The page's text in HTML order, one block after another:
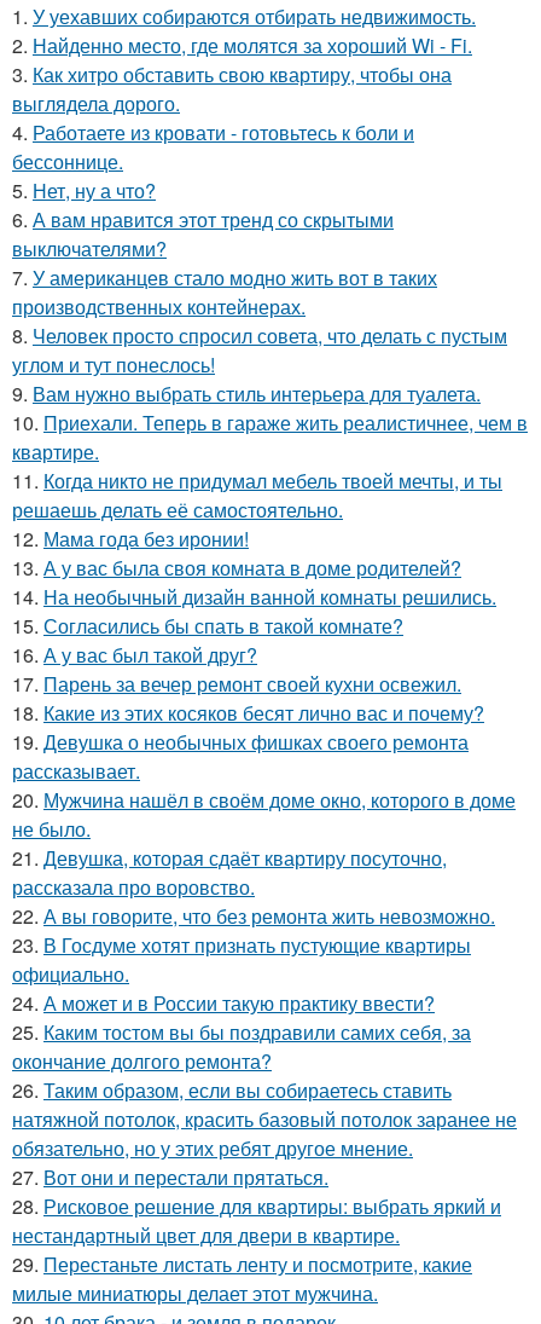
1. У уехавших собираются отбирать недвижимость.
2. Найденно место, где молятся за хороший Wi - Fi.
3. Как хитро обставить свою квартиру, чтобы она
выглядела дорого.
4. Работаете из кровати - готовьтесь к боли и
бессоннице.
5. Нет, ну а что?
6. А вам нравится этот тренд со скрытыми
выключателями?
7. У американцев стало модно жить вот в таких
производственных контейнерах.
8. Человек просто спросил совета, что делать с пустым
углом и тут понеслось!
9. Вам нужно выбрать стиль интерьера для туалета.
10. Приехали. Теперь в гараже жить реалистичнее, чем в
квартире.
11. Когда никто не придумал мебель твоей мечты, и ты
решаешь делать её самостоятельно.
12. Мама года без иронии!
13. А у вас была своя комната в доме родителей?
14. На необычный дизайн ванной комнаты решились.
15. Согласились бы спать в такой комнате?
16. А у вас был такой друг?
17. Парень за вечер ремонт своей кухни освежил.
18. Какие из этих косяков бесят лично вас и почему?
19. Девушка о необычных фишках своего ремонта
рассказывает.
20. Мужчина нашёл в своём доме окно, которого в доме
не было.
21. Девушка, которая сдаёт квартиру посуточно,
рассказала про воровство.
22. А вы говорите, что без ремонта жить невозможно.
23. В Госдуме хотят признать пустующие квартиры
официально.
24. А может и в России такую практику ввести?
25. Каким тостом вы бы поздравили самих себя, за
окончание долгого ремонта?
26. Таким образом, если вы собираетесь ставить
натяжной потолок, красить базовый потолок заранее не
обязательно, но у этих ребят другое мнение.
27. Вот они и перестали прятаться.
28. Рисковое решение для квартиры: выбрать яркий и
нестандартный цвет для двери в квартире.
29. Перестаньте листать ленту и посмотрите, какие
милые миниатюры делает этот мужчина.